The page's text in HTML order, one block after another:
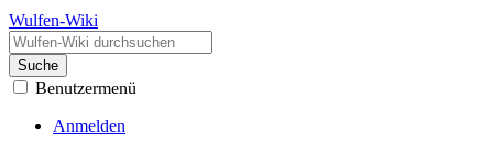
Wulfen-Wiki
Suche
Benutzermenü
Anmelden